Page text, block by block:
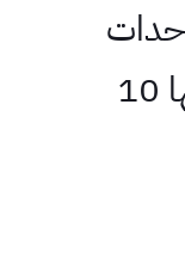
انكليزي ثالث متوسط عليها 10